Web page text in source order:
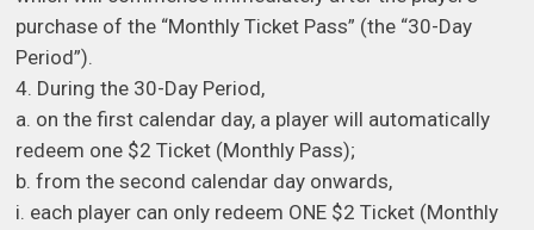
purchase of the “Monthly Ticket Pass” (the “30-Day
Period”).
4. During the 30-Day Period,
a. on the first calendar day, a player will automatically
redeem one $2 Ticket (Monthly Pass);
b. from the second calendar day onwards,
i. each player can only redeem ONE $2 Ticket (Monthly